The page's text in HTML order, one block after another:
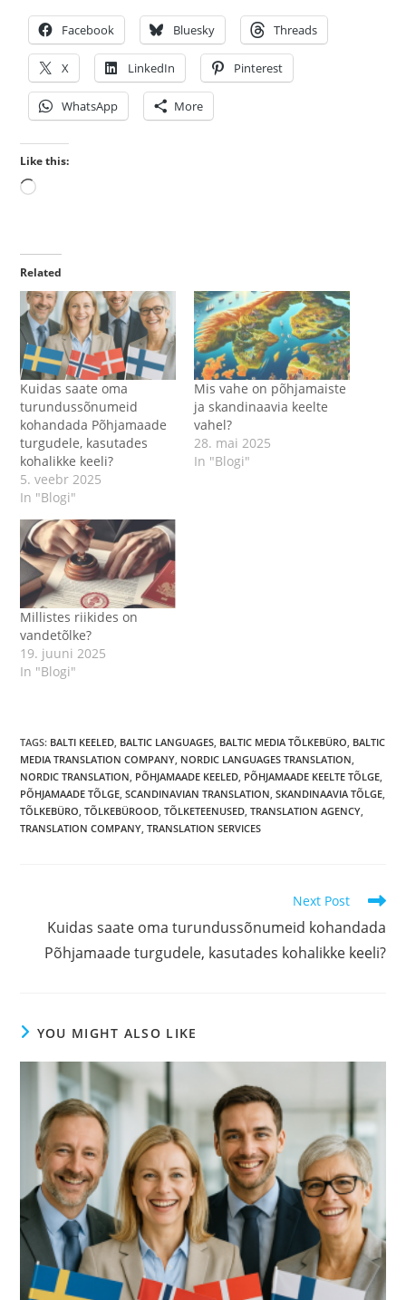
Facebook Bluesky Threads
X LinkedIn Pinterest
WhatsApp More
Like this:
Loading…
Related
Kuidas saate oma
turundussõnumeid
kohandada Põhjamaade
turgudele, kasutades
kohalikke keeli?
5. veebr 2025
In "Blogi"
Mis vahe on põhjamaiste
ja skandinaavia keelte
vahel?
28. mai 2025
In "Blogi"
Millistes riikides on
vandetõlke?
19. juuni 2025
In "Blogi"
TAGS: BALTI KEELED BALTIC LANGUAGES BALTIC MEDIA TÕLKEBÜRO BALTIC
MEDIA TRANSLATION COMPANY NORDIC LANGUAGES TRANSLATION
NORDIC TRANSLATION PÕHJAMAADE KEELED PÕHJAMAADE KEELTE TÕLGE
PÕHJAMAADE TÕLGE SCANDINAVIAN TRANSLATION SKANDINAAVIA TÕLGE
TÕLKEBÜRO TÕLKEBÜROOD TÕLKETEENUSED TRANSLATION AGENCY
TRANSLATION COMPANY TRANSLATION SERVICES
articles
Next Post
Kuidas saate oma turundussõnumeid kohandada
Põhjamaade turgudele, kasutades kohalikke keeli?
YOU MIGHT ALSO LIKE